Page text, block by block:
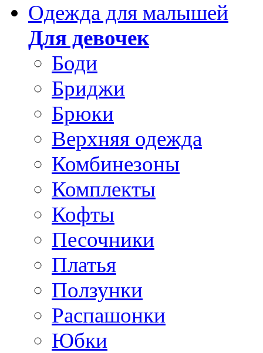
Одежда для малышей
Для девочек
Боди
Бриджи
Брюки
Верхняя одежда
Комбинезоны
Комплекты
Кофты
Песочники
Платья
Ползунки
Распашонки
Юбки